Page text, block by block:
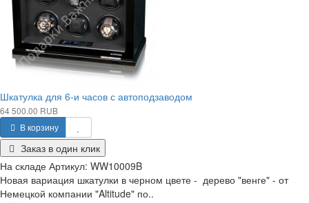
Шкатулка для 6-и часов с автоподзаводом
64 500.00 RUB
В корзину
Заказ в один клик
На складе Артикул: WW10009B
Новая вариация шкатулки в черном цвете - дерево "венге" - от
Немецкой компании "Altitude" по..